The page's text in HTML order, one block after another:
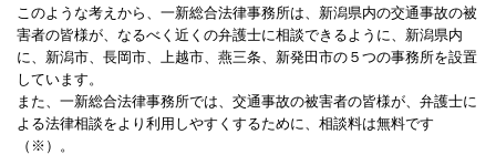
このような考えから、一新総合法律事務所は、新潟県内の交通事故の被
害者の皆様が、なるべく近くの弁護士に相談できるように、新潟県内
に、新潟市、長岡市、上越市、燕三条、新発田市の５つの事務所を設置
しています。
また、一新総合法律事務所では、交通事故の被害者の皆様が、弁護士に
よる法律相談をより利用しやすくするために、相談料は無料です
（※）。